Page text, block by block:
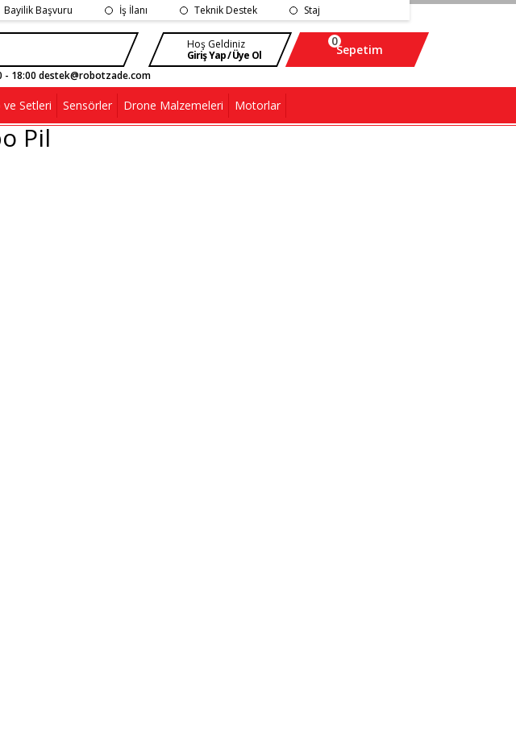
Bayilik Başvuru İş İlanı Teknik Destek Staj
Hoş Geldiniz
Giriş Yap / Üye Ol
Sepetim
0
- 18:00 destek@robotzade.com
Setleri Sensörler Drone Malzemeleri Motorlar
Pil